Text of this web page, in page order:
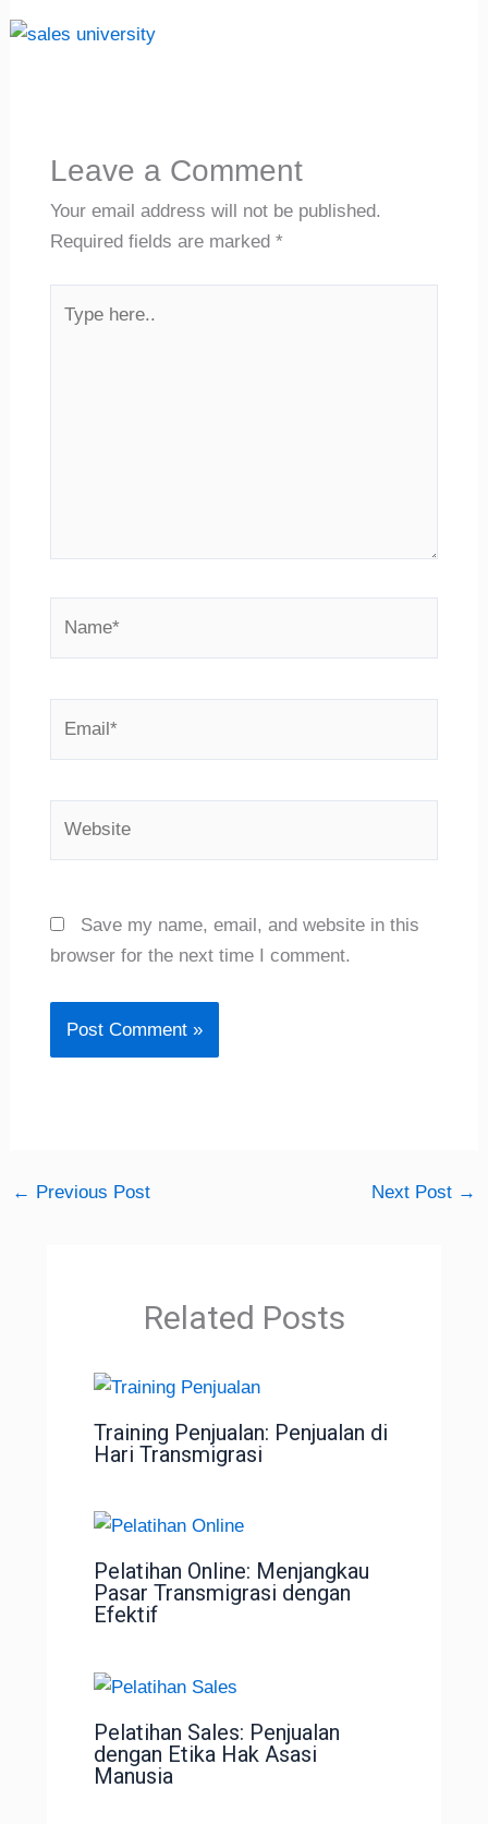
Leave a Comment
Your email address will not be published.
Required fields are marked *
here..
Save my name, email, and website in this
browser for the next time I comment.
← Previous Post Next Post →
Related Posts
Training Penjualan: Penjualan di
Hari Transmigrasi
Pelatihan Online: Menjangkau
Pasar Transmigrasi dengan
Efektif
Pelatihan Sales: Penjualan
dengan Etika Hak Asasi
Manusia